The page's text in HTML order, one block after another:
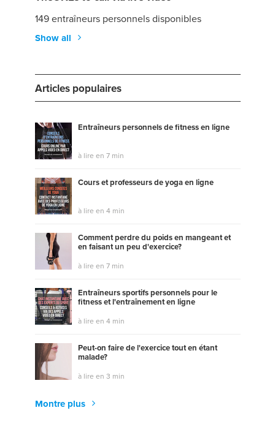
149 entraîneurs personnels disponibles
Show all
Articles populaires
Entraîneurs personnels de fitness en ligne
à lire en 7 min
Cours et professeurs de yoga en ligne
à lire en 4 min
Comment perdre du poids en mangeant et
en faisant un peu d'exercice?
à lire en 7 min
Entraîneurs sportifs personnels pour le
fitness et l'entraînement en ligne
à lire en 4 min
Peut-on faire de l'exercice tout en étant
malade?
à lire en 3 min
Montre plus